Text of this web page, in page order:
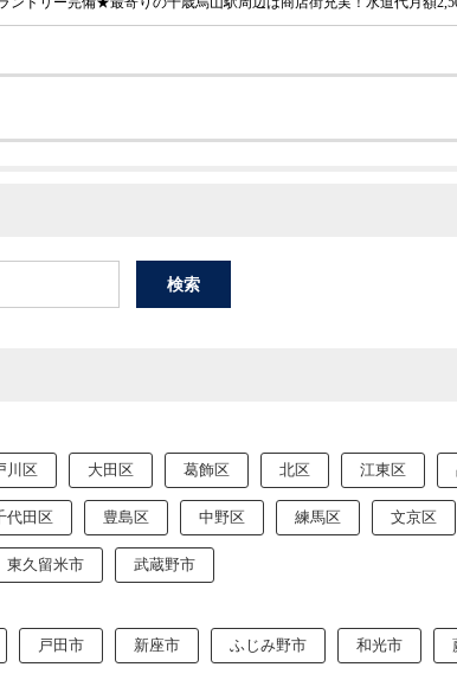
川区 大田区 葛飾区 北区 江東区
代田区 豊島区 中野区 練馬区 文京区
東久留米市 武蔵野市
戸田市 新座市 ふじみ野市 和光市